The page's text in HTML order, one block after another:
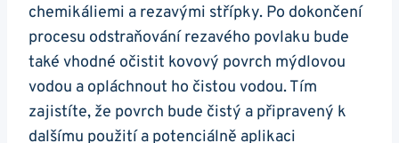
chemikáliemi a rezavými střípky. Po dokončení
procesu odstraňování rezavého povlaku bude
také vhodné očistit kovový povrch mýdlovou
vodou a opláchnout ho čistou vodou. Tím
zajistíte, že povrch bude čistý a připravený k
dalšímu použití a potenciálně aplikaci